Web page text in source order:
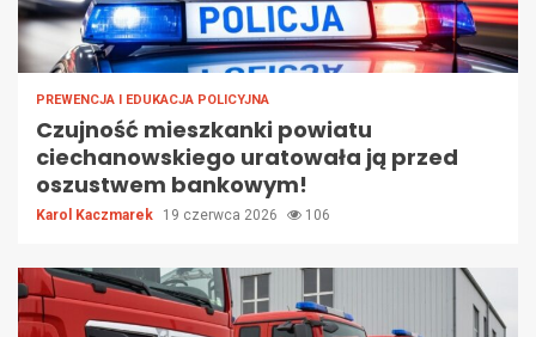
PREWENCJA I EDUKACJA POLICYJNA
Czujność mieszkanki powiatu
ciechanowskiego uratowała ją przed
oszustwem bankowym!
Karol Kaczmarek 19 czerwca 2026 106